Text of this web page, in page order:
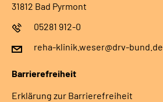
31812 Bad Pyrmont
05281 912-0
reha-klinik.weser@drv-bund.de
Barrierefreiheit
Erklärung zur Barrierefreiheit